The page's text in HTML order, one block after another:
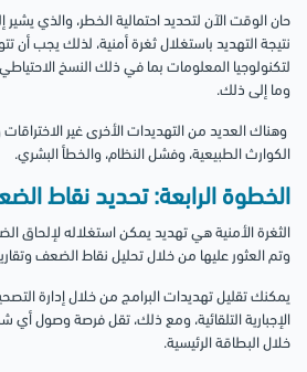
حان الوقت الآن لتحديد احتمالية الخطر، والذي
نتيجة التهديد باستغلال ثغرة أمنية، لذلك يجب أن
لتكنولوجيا المعلومات بما في ذلك النسخ
وما إلى ذلك.
وهناك العديد من التهديدات الأخرى غير الاختراقات
الكوارث الطبيعية، وفشل النظام، والخطأ البشري.
الخطوة الرابعة: تحديد نقاط
الثغرة الأمنية هي تهديد يمكن استغلاله لإلحاق
وتم العثور عليها من خلال تحليل نقاط الضعف
يمكنك تقليل تهديدات البرامج من خلال إدارة
الإجبارية التلقائية، ومع ذلك، تقل فرصة وصول
خلال البطاقة الرئيسية.